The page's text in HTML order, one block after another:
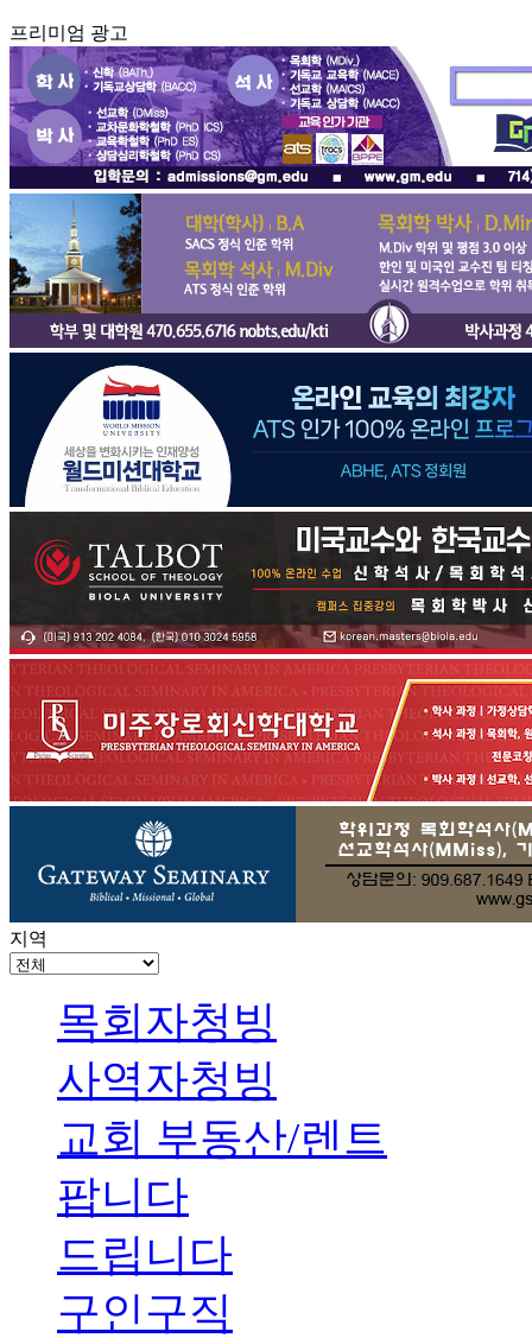
프리미엄 광고
지역
목회자청빙
사역자청빙
교회 부동산/렌트
팝니다
드립니다
구인구직